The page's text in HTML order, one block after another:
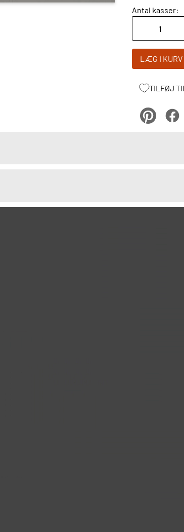
Antal kasser:
LÆG I KURV
TILFØJ
pinterest